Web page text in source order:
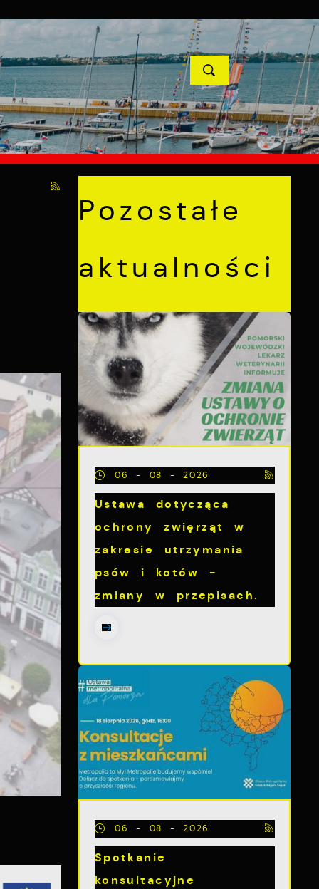
PROJEKTY UNIJNE KONTAKT
POPRZEDNI NASTĘPNY
Pozostałe
aktualności
06 - 08 - 2026
Ustawa dotycząca
ochrony zwięrząt w
zakresie utrzymania
psów i kotów -
zmiany w przepisach.
06 - 08 - 2026
Spotkanie
konsultacyjne